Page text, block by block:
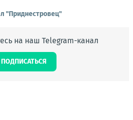
"Приднестровец"
на наш Telegram-канал
ПОДПИСАТЬСЯ